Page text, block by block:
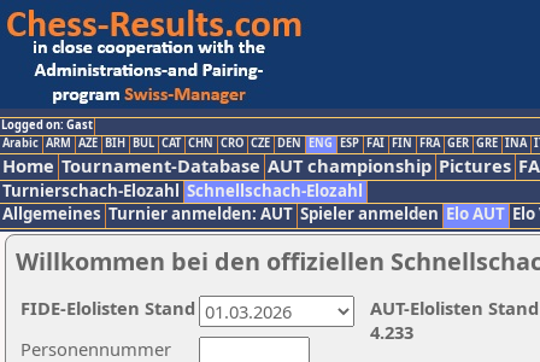
Logged on: Gast
Arabic ARM AZE BIH BUL CAT CHN CRO CZE DEN ENG ESP FAI FIN FRA GER GRE INA
Home Tournament-Database AUT championship Pictures
Turnierschach-Elozahl Schnellschach-Elozahl
Allgemeines Turnier anmelden: AUT Spieler anmelden Elo AUT
Willkommen bei den offiziellen
Personennummer
AUT-Elolisten
4.233
FIDE-Elolisten Stand